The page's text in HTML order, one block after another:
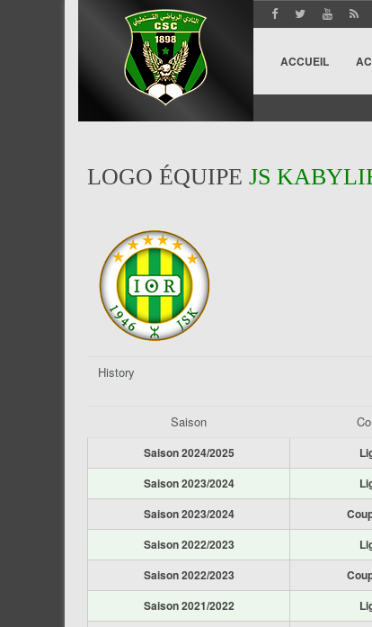
ACCUEIL
LOGO ÉQUIPE JS
History
Saison
Saison 2024/2025
Saison 2023/2024
Saison 2023/2024
Saison 2022/2023
Saison 2022/2023
Saison 2021/2022